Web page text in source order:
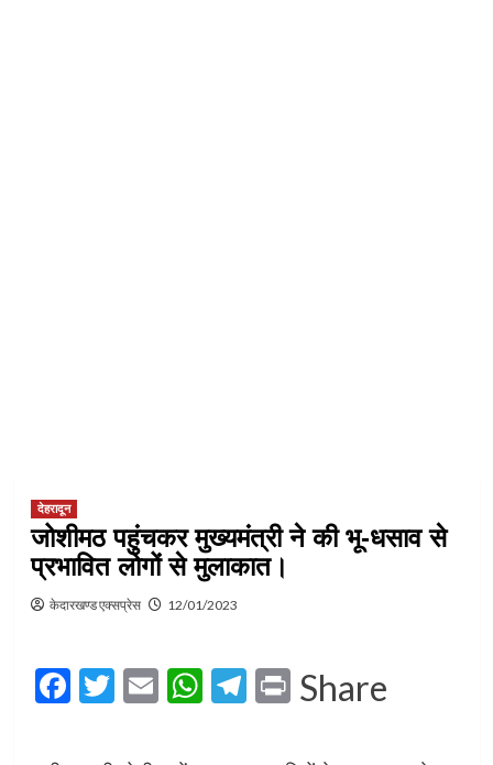
देहरादून
जोशीमठ पहुंचकर मुख्यमंत्री ने की भू-धसाव से
प्रभावित लोगों से मुलाकात।
केदारखण्ड एक्सप्रेस 12/01/2023
Facebook
Twitter
EmailWhatsApp
Telegram
Print
Share